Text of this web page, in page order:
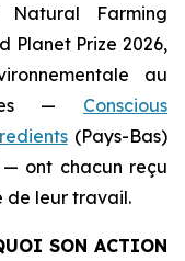
Natural Farming
Planet Prize 2026,
au
— Conscious
(Pays-Bas)
— ont chacun reçu
de leur travail.
SON ACTION